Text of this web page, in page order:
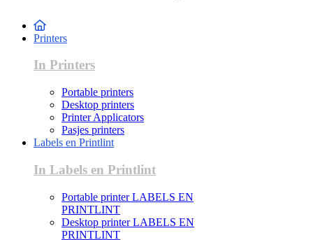
Printers
In Printers
Portable printers
Desktop printers
Printer Applicators
Pasjes printers
Labels en Printlint
In Labels en Printlint
Portable printer LABELS EN
PRINTLINT
Desktop printer LABELS EN
PRINTLINT